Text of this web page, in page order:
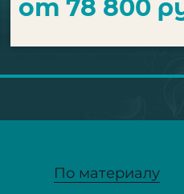
от 78 800
По материалу